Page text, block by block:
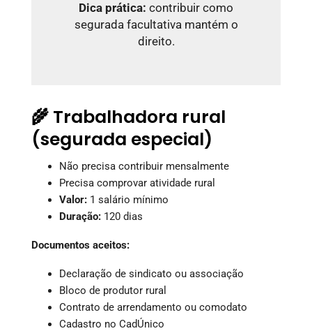
Dica prática: contribuir como
segurada facultativa mantém o
direito.
🌾 Trabalhadora rural
(segurada especial)
Não precisa contribuir mensalmente
Precisa comprovar atividade rural
Valor: 1 salário mínimo
Duração: 120 dias
Documentos aceitos:
Declaração de sindicato ou associação
Bloco de produtor rural
Contrato de arrendamento ou comodato
Cadastro no CadÚnico